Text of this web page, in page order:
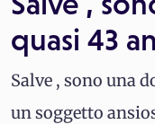
quasi 43
Salve , sono una
un soggetto